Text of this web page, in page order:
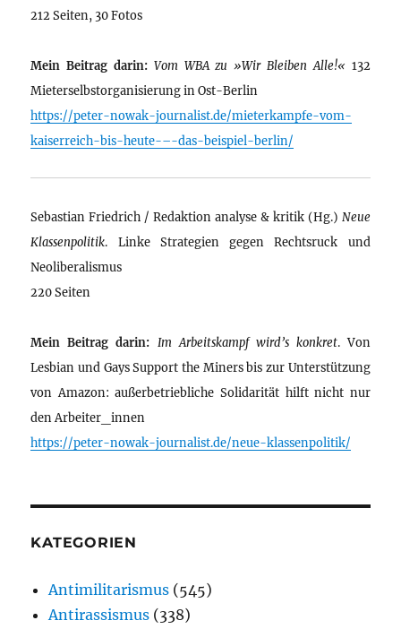
212 Seiten, 30 Fotos
Mein Beitrag darin: Vom WBA zu »Wir Bleiben Alle!« 132
Mieterselbstorganisierung in Ost-Berlin
https://peter-nowak-journalist.de/mieterkampfe-vom-
kaiserreich-bis-heute-–-das-beispiel-berlin/
Sebastian Friedrich / Redaktion analyse & kritik (Hg.) Neue
Klassenpolitik. Linke Strategien gegen Rechtsruck und
Neoliberalismus
220 Seiten
Mein Beitrag darin: Im Arbeitskampf wird’s konkret. Von
Lesbian und Gays Support the Miners bis zur Unterstützung
von Amazon: außerbetriebliche Solidarität hilft nicht nur
den Arbeiter_innen
https://peter-nowak-journalist.de/neue-klassenpolitik/
KATEGORIEN
Antimilitarismus (545)
Antirassismus (338)